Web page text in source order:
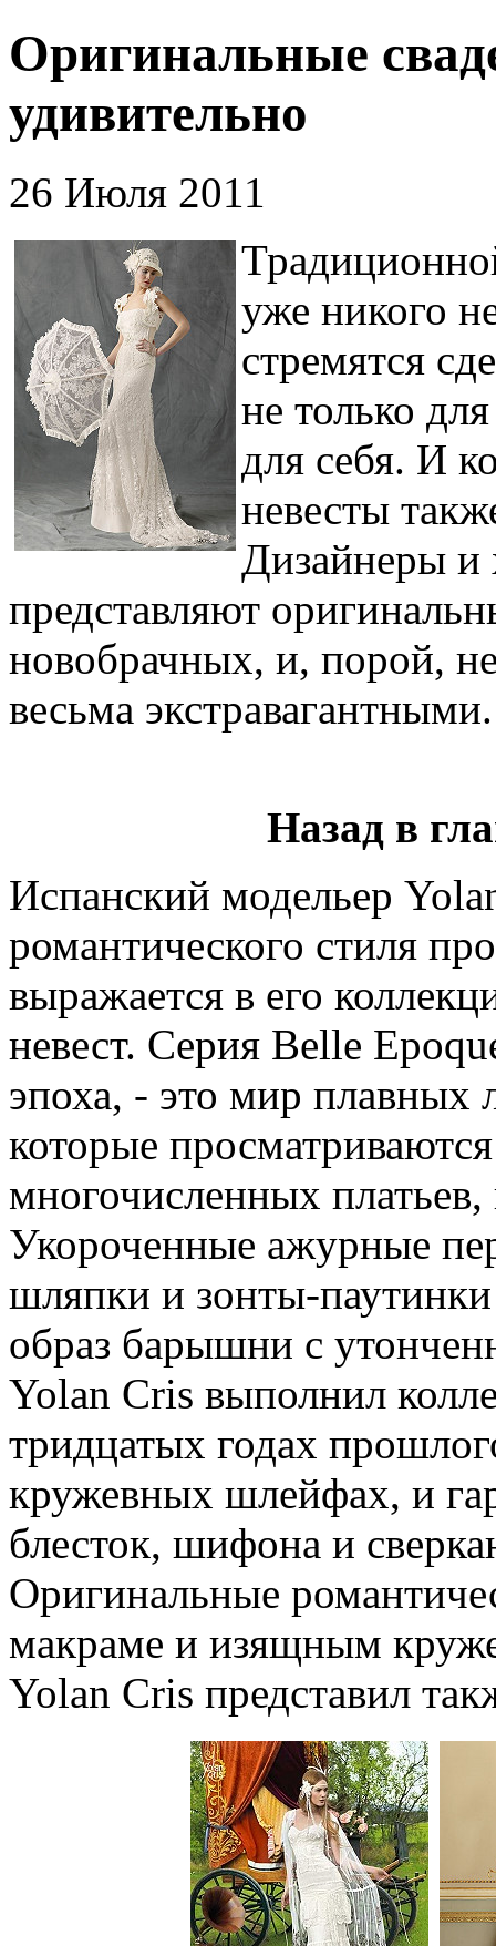
Оригинальные
удивительно
26 Июля 2011
уже никого
стремятся
не только
для себя. И
невесты
Дизайнеры и
представляют
новобрачных, и, порой,
весьма экстравагантными.
Назад в
Испанский модельер
романтического стиля
выражается в его
невест. Серия Belle
эпоха, - это мир плавных
которые
многочисленных платьев,
Укороченные ажурные
шляпки и зонты-паутинки
образ барышни с
Yolan Cris выполнил
тридцатых годах
кружевных шлейфах, и
блесток, шифона и
Оригинальные
макраме и изящным
Yolan Cris представил